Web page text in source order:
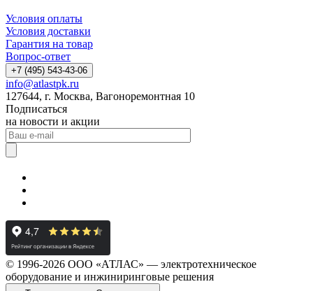
Условия оплаты
Условия доставки
Гарантия на товар
Вопрос-ответ
+7 (495) 543-43-06
info@atlastpk.ru
127644, г. Москва, Вагоноремонтная 10
Подписаться
на новости и акции
© 1996-2026 ООО «АТЛАС» — электротехническое
оборудование и инжиниринговые решения